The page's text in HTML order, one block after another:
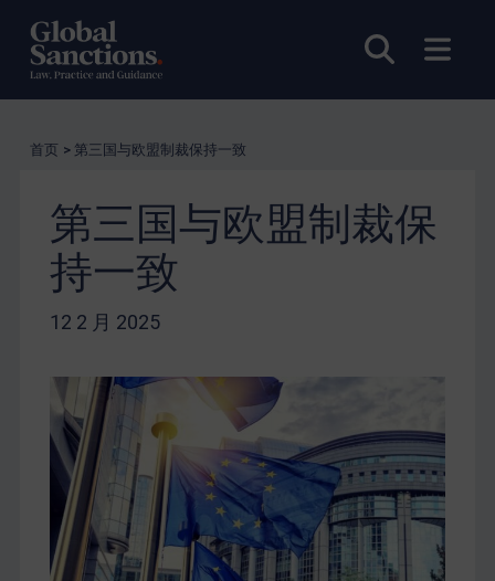
打开搜索
打开
首页 > 第三国与欧盟制裁保持一致
第三国与欧盟制裁保
持一致
12 2 月 2025